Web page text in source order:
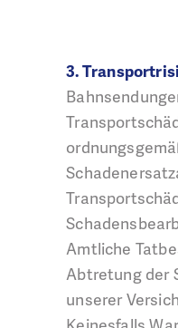
3.
Amtliche
Abtretung der
unserer